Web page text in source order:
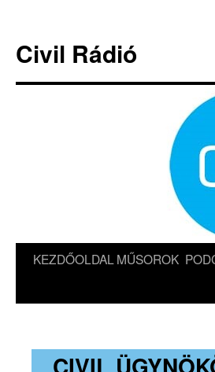
tartalomba
Civil Rádió
KEZDŐOLDAL MŰSOROK